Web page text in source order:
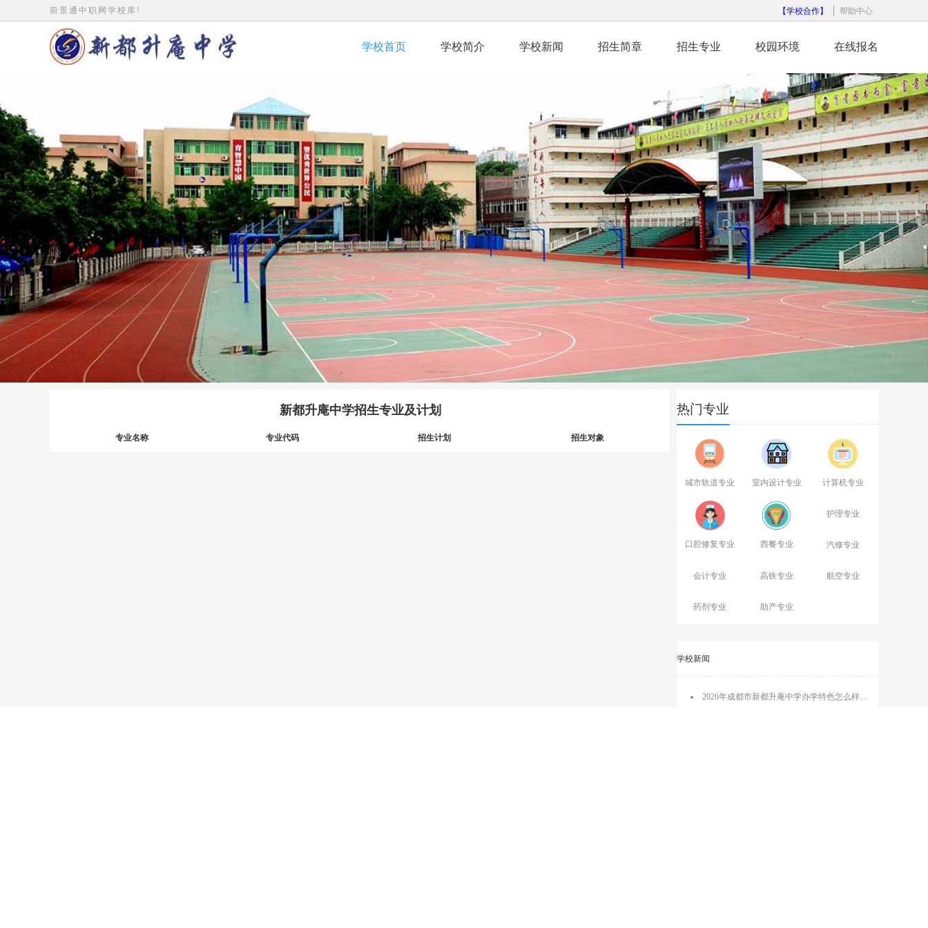
前景通中职网学校库! 【学校合作】 帮助中心
学校首页 学校简介 学校新闻 招生简章 招生专业 校园环境 在线报名
新都升庵中学招生专业及计划
专业名称 专业代码 招生计划 招生对象
热门专业
城市轨道专业 室内设计专业 计算机专业
口腔修复专业 西餐专业 护理专业
汽修专业 会计专业
高铁专业
药剂专业 助产专业